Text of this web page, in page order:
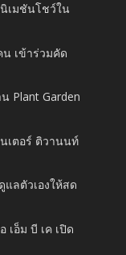
เมชันโชว์ใน
เข้าร่วมคัด
Plant Garden
เตอร์ ติวานนท์
ลตัวเองให้สด
เอ็ม บี เค เปิด